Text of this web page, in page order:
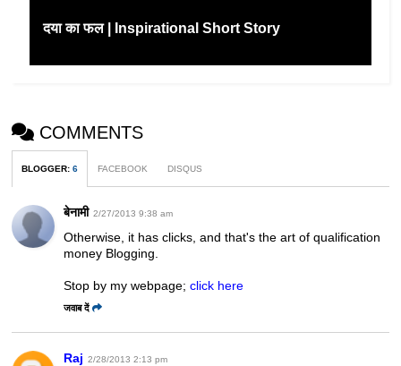
दया का फल | Inspirational Short Story
COMMENTS
BLOGGER:6 FACEBOOK DISQUS
बेनामी 2/27/2013 9:38 am
Otherwise, it has clicks, and that's the art of qualification
money Blogging.
Stop by my webpage;click here
जवाब दें
Raj 2/28/2013 2:13 pm